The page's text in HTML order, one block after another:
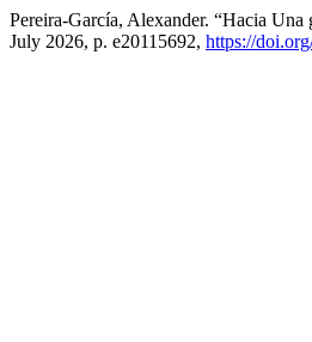
Pereira-García, Alexander. “Hacia
July 2026, p. e20115692, https://